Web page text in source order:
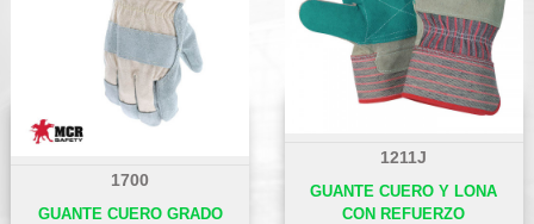
1700
GUANTE CUERO GRADO
1211J
GUANTE CUERO Y LONA
CON REFUERZO